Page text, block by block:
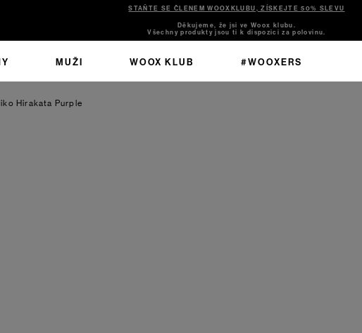
STAŇTE SE ČLENEM WOOXKLUBU, ZÍSKEJTE 50% SLEVU
Děkujeme, že jsi ve Woox klubu.
Všechny produkty jsou ti k dispozici za polovinu.
MUŽI WOOX KLUB #WOOXERS
Hirakata Purple